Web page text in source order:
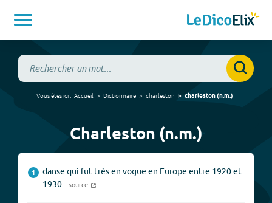
Vous êtes ici : Accueil Dictionnaire charleston charleston(n.m.)
Charleston (n.m.)
1
danse qui fut très en vogue en Europe entre 1920 et
1930.
source